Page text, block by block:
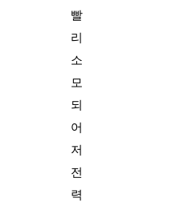
빨
리
소
모
되
어
저
전
력